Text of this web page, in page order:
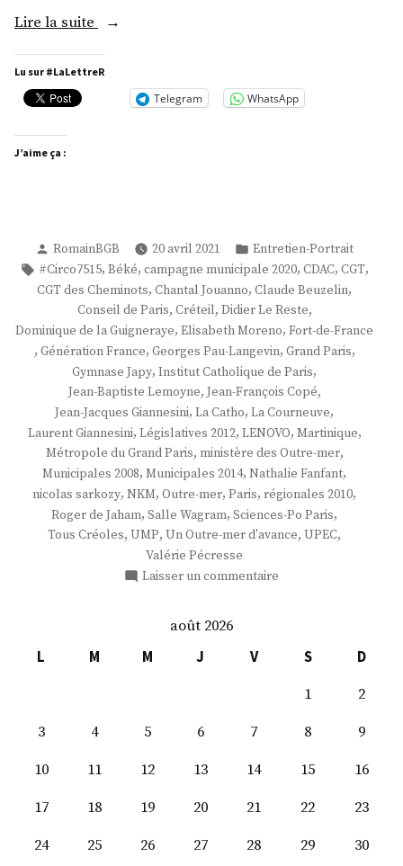
Lire la suite
« Mme
Fanfant »
Lu sur #LaLettreR
Telegram WhatsApp
J’aime ça :
Publié
par
RomainBGB 20 avril 2021
Publié
dans
Entretien-Portrait
Étiquettes :
#Circo7515, Béké, campagne municipale 2020, CDAC, CGT,
CGT des Cheminots, Chantal Jouanno, Claude Beuzelin,
Conseil de Paris, Créteil, Didier Le Reste,
Dominique de la Guigneraye, Elisabeth Moreno, Fort-de-France
, Génération France, Georges Pau-Langevin, Grand Paris,
Gymnase Japy, Institut Catholique de Paris,
Jean-Baptiste Lemoyne, Jean-François Copé,
Jean-Jacques Giannesini, La Catho, La Courneuve,
Laurent Giannesini, Législatives 2012, LENOVO, Martinique,
Métropole du Grand Paris, ministère des Outre-mer,
Municipales 2008, Municipales 2014, Nathalie Fanfant,
nicolas sarkozy, NKM, Outre-mer, Paris, régionales 2010,
Roger de Jaham, Salle Wagram, Sciences-Po Paris,
Tous Créoles, UMP, Un Outre-mer d'avance, UPEC,
Valérie Pécresse
Laisser un commentaire
août 2026
L
M M J V S
D
1
2
3
4 5 6 7 8
9
10
11 12 13 14 15
16
17
18 19 20 21 22
23
24
25 26 27 28 29
30